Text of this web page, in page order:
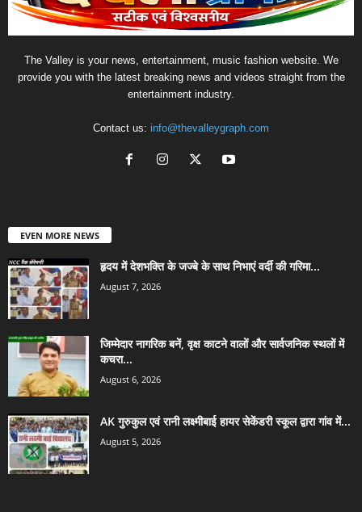
The Valley is your news, entertainment, music fashion website. We
provide you with the latest breaking news and videos straight from the
entertainment industry.
Contact us: info@thevalleygraph.com
EVEN MORE NEWS
हृदय में देशभक्ति के जज्बे के साथ निभाएं वर्दी की गरिमा...
August 7, 2026
जिम्मेदार नागरिक बनें, वृक्ष काटने वालों और सार्वजनिक स्थलों में
कचरा...
August 6, 2026
AK गुरुकुल एवं रानी लक्ष्मीबाई हायर सेकेंडरी स्कूल द्वारा गांव में...
August 5, 2026